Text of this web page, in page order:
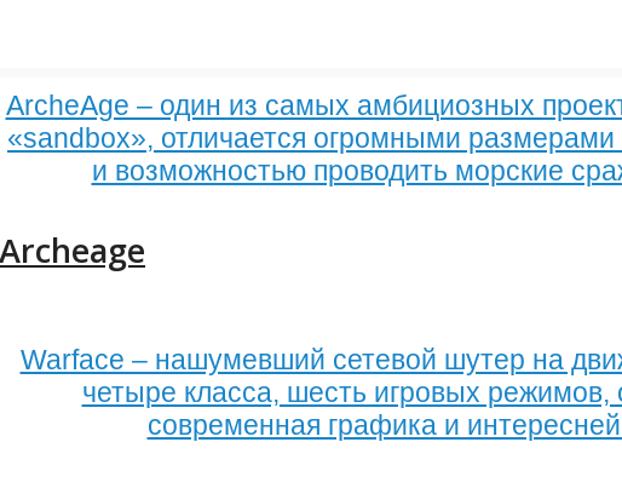
ArcheАge – один из самых амбициозных
«sandbox», отличается огромными размерами
и возможностью проводить морские
Archeage
Warface – нашумевший сетевой шутер на
четыре класса, шесть игровых режимов,
современная графика и